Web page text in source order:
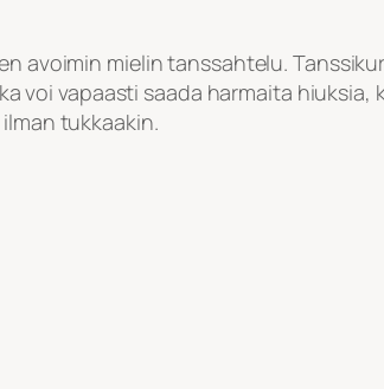
avoimin mielin tanssahtelu.
voi vapaasti saada harmaita hiuksia,
tukkaakin.